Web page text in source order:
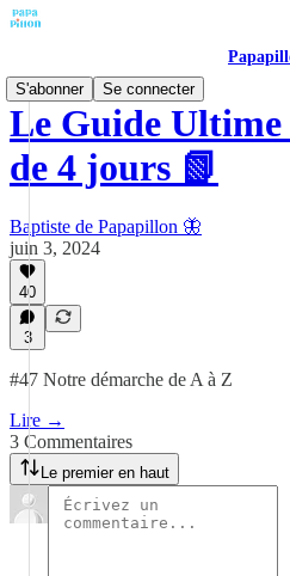
S'abonner
Se connecter
Le Guide Ultime
de 4 jours 📗
Baptiste de Papapillon 🦋
juin 3, 2024
40
3
#47 Notre démarche de A à Z
Lire →
3 Commentaires
Le premier en haut